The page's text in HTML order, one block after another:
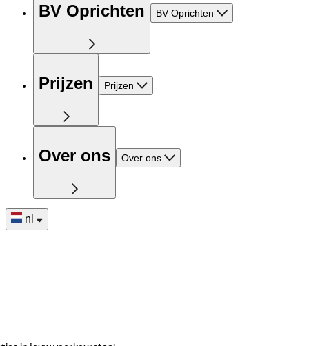
BV Oprichten BV Oprichten
Prijzen Prijzen
Over ons Over ons
nl